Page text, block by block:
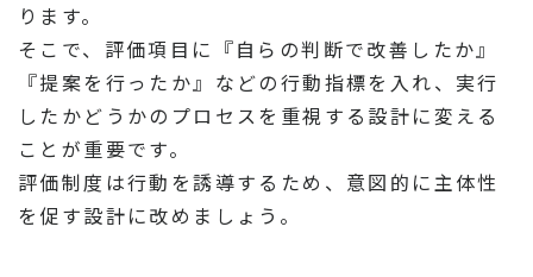
ります。
そこで、評価項目に『自らの判断で改善したか』
『提案を行ったか』などの行動指標を入れ、実行
したかどうかのプロセスを重視する設計に変える
ことが重要です。
評価制度は行動を誘導するため、意図的に主体性
を促す設計に改めましょう。